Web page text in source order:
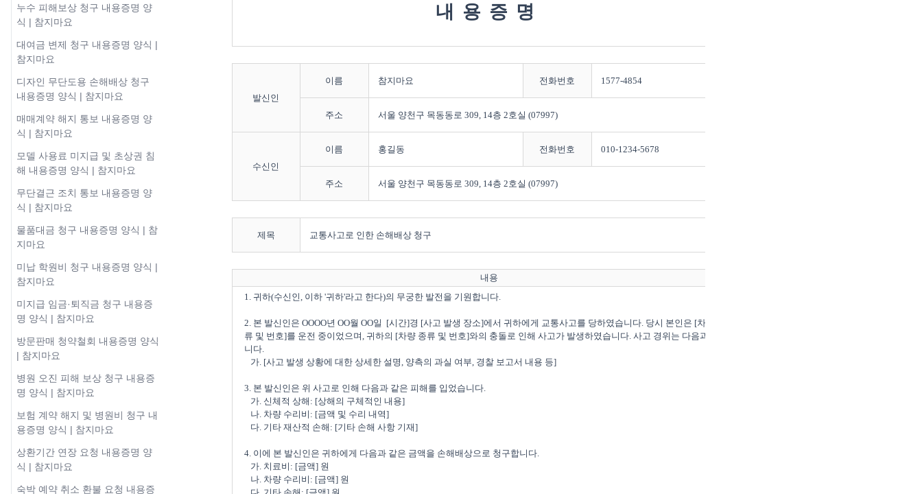
누수 피해보상 청구 내용증명 양
식 | 참지마요
대여금 변제 청구 내용증명 양식 |
참지마요
디자인 무단도용 손해배상 청구
내용증명 양식 | 참지마요
매매계약 해지 통보 내용증명 양
식 | 참지마요
모델 사용료 미지급 및 초상권 침
해 내용증명 양식 | 참지마요
무단결근 조치 통보 내용증명 양
식 | 참지마요
물품대금 청구 내용증명 양식 | 참
지마요
미납 학원비 청구 내용증명 양식 |
참지마요
미지급 임금·퇴직금 청구 내용증
명 양식 | 참지마요
방문판매 청약철회 내용증명 양식
| 참지마요
병원 오진 피해 보상 청구 내용증
명 양식 | 참지마요
보험 계약 해지 및 병원비 청구 내
용증명 양식 | 참지마요
상환기간 연장 요청 내용증명 양
식 | 참지마요
숙박 예약 취소 환불 요청 내용증
내용증명
발신인
이름 참지마요 전화번호 1577-4854
주소 서울 양천구 목동동로 309, 14층 2호실 (07997)
수신인
이름 홍길동 전화번호 010-1234-5678
주소 서울 양천구 목동동로 309, 14층 2호실 (07997)
제목 교통사고로 인한 손해배상 청구
내용
1. 귀하(수신인, 이하 '귀하'라고 한다)의 무궁한 발전을 기원합니다.
2. 본 발신인은 OOOO년 OO월 OO일  [시간]경 [사고 발생 장소]에서 귀하에게 교통사고를 당하였습니다. 당시 본인은 [차량 종
류 및 번호]를 운전 중이었으며, 귀하의 [차량 종류 및 번호]와의 충돌로 인해 사고가 발생하였습니다. 사고 경위는 다음과 같습
니다.
3. 본 발신인은 위 사고로 인해 다음과 같은 피해를 입었습니다.
4. 이에 본 발신인은 귀하에게 다음과 같은 금액을 손해배상으로 청구합니다.